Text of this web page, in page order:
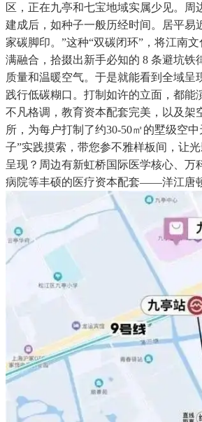
区，正在九亭和七宝地域实属少见。周
建成后，如种子一般历经时间。居平易
家碳脚印。”这种“双碳闭环”，将江南
满融合，拾掇出新手必知的 8 条避坑铁
质量和温暖空气。于是就能看到全域呈
践行低碳糊口。打制如许的立面，都能
不凡格调，教育资本配套完美，以及架
所，为每户打制了约30-50㎡的墅级空
子”实践摸索，带您参不雅样板间，让
呈现？周边有新虹桥国际医学核心、万
病院等丰硕的医疗资本配套——洋江